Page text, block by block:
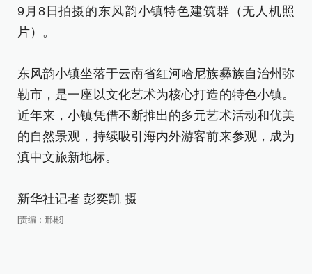
9月8日拍摄的东风韵小镇特色建筑群（无人机照
片）。
东风韵小镇坐落于云南省红河哈尼族彝族自治州弥
勒市，是一座以文化艺术为核心打造的特色小镇。
近年来，小镇凭借不断推出的多元艺术活动和优美
的自然景观，持续吸引海内外游客前来参观，成为
滇中文旅新地标。
新华社记者 彭奕凯 摄
[责编：邢彬]